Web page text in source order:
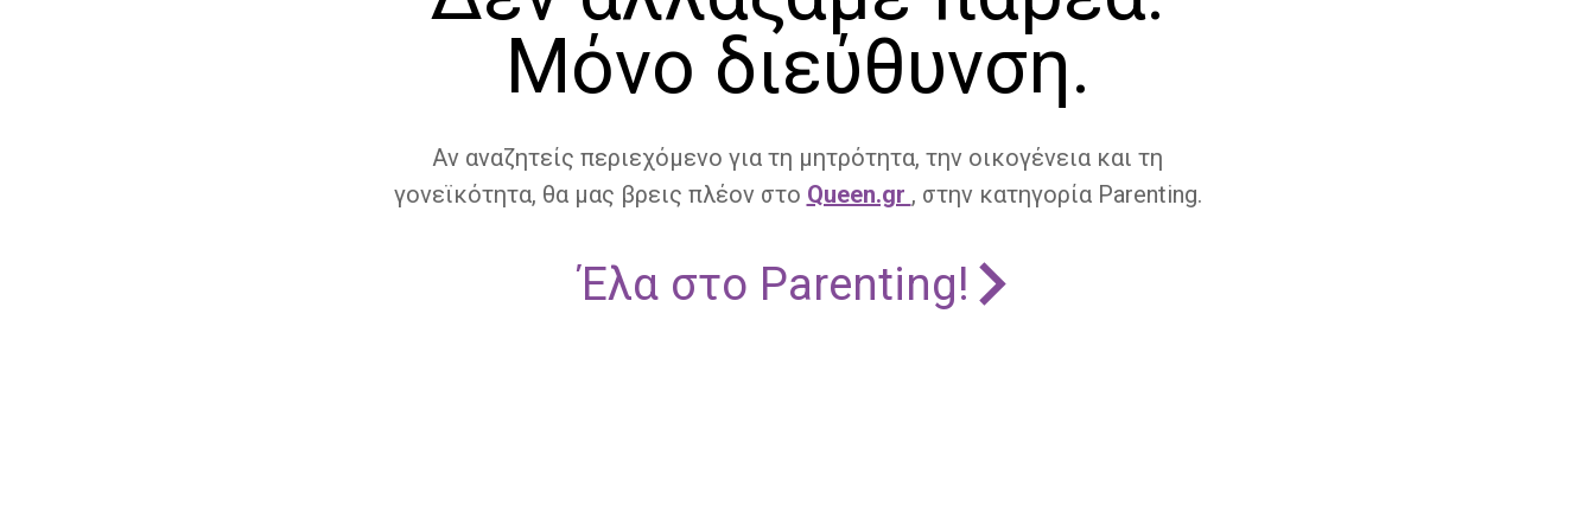
Μόνο διεύθυνση.
Αν αναζητείς περιεχόμενο για τη μητρότητα, την οικογένεια και τη
γονεϊκότητα, θα μας βρεις πλέον στο Queen.gr , στην κατηγορία Parenting.
Έλα στο Parenting!